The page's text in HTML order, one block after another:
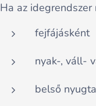
Ha az
fejfájásként
nyak-, váll-
belső